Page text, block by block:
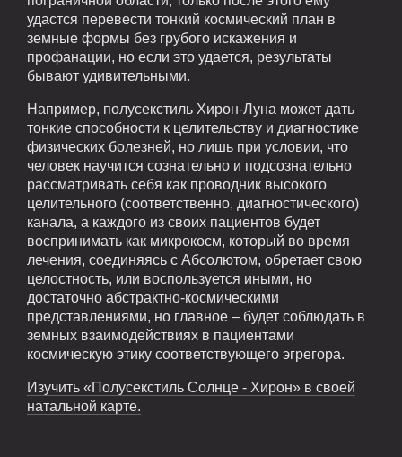
удастся перевести тонкий космический план в
земные формы без грубого искажения и
профанации, но если это удается, результаты
бывают удивительными.
Например, полусекстиль Хирон-Луна может дать
тонкие способности к целительству и диагностике
физических болезней, но лишь при условии, что
человек научится сознательно и подсознательно
рассматривать себя как проводник высокого
целительного (соответственно, диагностического)
канала, а каждого из своих пациентов будет
воспринимать как микрокосм, который во время
лечения, соединяясь с Абсолютом, обретает свою
целостность, или воспользуется иными, но
достаточно абстрактно-космическими
представлениями, но главное – будет соблюдать в
земных взаимодействиях в пациентами
космическую этику соответствующего эгрегора.
Изучить «Полусекстиль Солнце - Хирон» в своей
натальной карте.